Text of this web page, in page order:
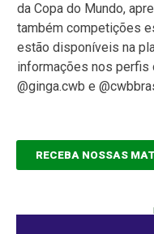
da Copa do Mundo,
também competições
estão disponíveis na
informações nos perfis
@ginga.cwb e
RECEBA NOSSAS